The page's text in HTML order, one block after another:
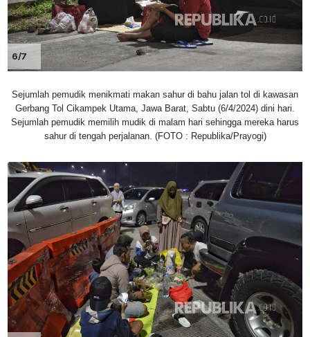
6/7
Sejumlah pemudik menikmati makan sahur di bahu jalan tol di kawasan
Gerbang Tol Cikampek Utama, Jawa Barat, Sabtu (6/4/2024) dini hari.
Sejumlah pemudik memilih mudik di malam hari sehingga mereka harus
sahur di tengah perjalanan. (FOTO : Republika/Prayogi)